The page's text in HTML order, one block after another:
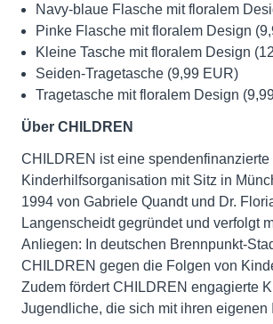
Navy-blaue Flasche mit floralem
Pinke Flasche mit floralem Design
Kleine Tasche mit floralem Design
Seiden-Tragetasche (9,99 EUR)
Tragetasche mit floralem Design
Über CHILDREN
CHILDREN ist eine spendenfinanzierte
Kinderhilfsorganisation mit Sitz in
1994 von Gabriele Quandt und Dr.
Langenscheidt gegründet und verfolgt
Anliegen: In deutschen Brennpunkt-
CHILDREN gegen die Folgen von
Zudem fördert CHILDREN engagierte
Jugendliche, die sich mit ihren eigenen